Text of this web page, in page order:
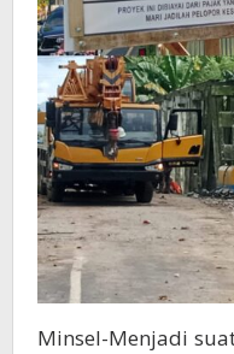
Minsel-Menjadi